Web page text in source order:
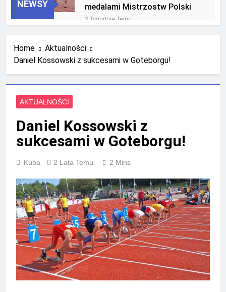
NEWSY
medalami Mistrzostw Polski
2 Tygodnie Temu
mistrzostw Polski U23 w
Krakowie
4 Tygodnie Temu
Home
Aktualności
Daniel Kossowski z sukcesami w Goteborgu!
AKTUALNOŚCI
Daniel Kossowski z
sukcesami w Goteborgu!
Kuba 2 Lata Temu 2 Mins